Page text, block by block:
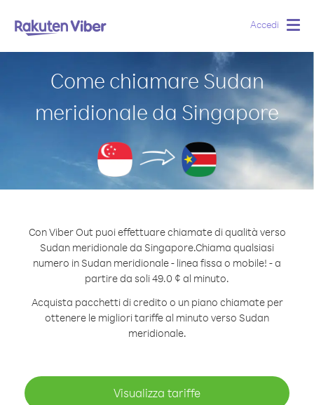
Accedi
Come chiamare Sudan
meridionale da Singapore
Con Viber Out puoi effettuare chiamate di qualità verso
Sudan meridionale da Singapore.Chiama qualsiasi
numero in Sudan meridionale - linea fissa o mobile! - a
partire da soli 49.0 ¢ al minuto.
Acquista pacchetti di credito o un piano chiamate per
ottenere le migliori tariffe al minuto verso Sudan
meridionale.
Visualizza tariffe